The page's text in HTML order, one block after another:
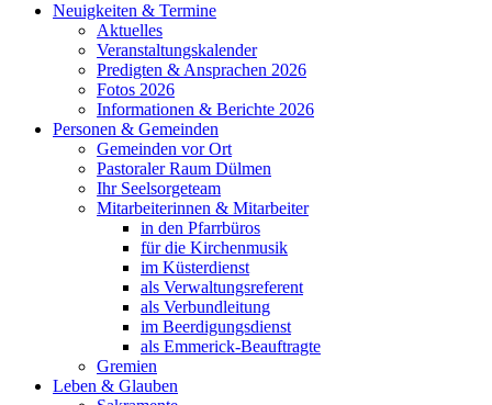
Neuigkeiten & Termine
Aktuelles
Veranstaltungskalender
Predigten & Ansprachen 2026
Fotos 2026
Informationen & Berichte 2026
Personen & Gemeinden
Gemeinden vor Ort
Pastoraler Raum Dülmen
Ihr Seelsorgeteam
Mitarbeiterinnen & Mitarbeiter
in den Pfarrbüros
für die Kirchenmusik
im Küsterdienst
als Verwaltungsreferent
als Verbundleitung
im Beerdigungsdienst
als Emmerick-Beauftragte
Gremien
Leben & Glauben